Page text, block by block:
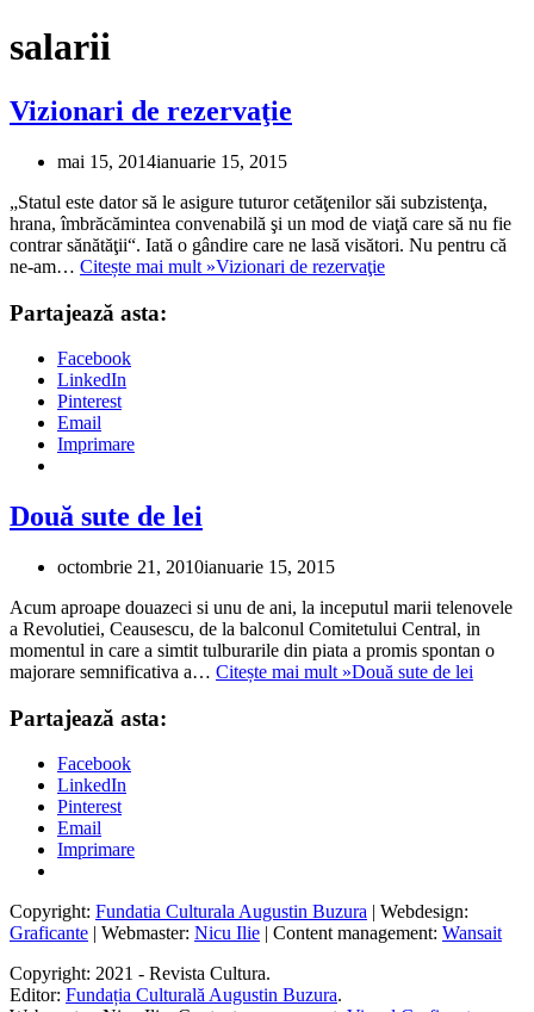
salarii
Vizionari de rezervaţie
mai 15, 2014ianuarie 15, 2015
„Statul este dator să le asigure tuturor cetăţenilor săi subzistenţa,
hrana, îmbrăcămintea convenabilă şi un mod de viaţă care să nu fie
contrar sănătăţii“. Iată o gândire care ne lasă visători. Nu pentru că
ne-am… Citește mai mult »Vizionari de rezervaţie
Partajează asta:
Facebook
LinkedIn
Pinterest
Email
Imprimare
Două sute de lei
octombrie 21, 2010ianuarie 15, 2015
Acum aproape douazeci si unu de ani, la inceputul marii telenovele
a Revolutiei, Ceausescu, de la balconul Comitetului Central, in
momentul in care a simtit tulburarile din piata a promis spontan o
majorare semnificativa a… Citește mai mult »Două sute de lei
Partajează asta:
Facebook
LinkedIn
Pinterest
Email
Imprimare
Copyright: Fundatia Culturala Augustin Buzura | Webdesign:
Graficante | Webmaster: Nicu Ilie | Content management: Wansait
Copyright: 2021 - Revista Cultura.
Editor: Fundația Culturală Augustin Buzura.